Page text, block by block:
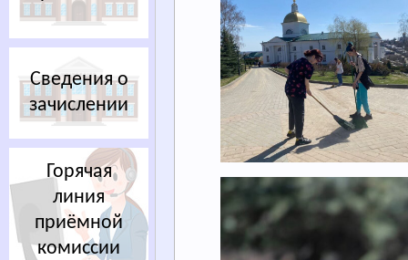
Сведения о
зачислении
Горячая
линия
приёмной
комиссии